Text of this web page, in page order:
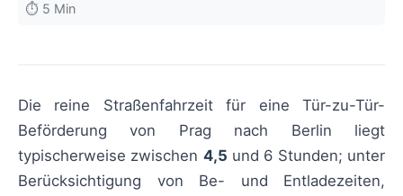
⏱️ 5 Min
Die reine Straßenfahrzeit für eine Tür-zu-Tür-
Beförderung von Prag nach Berlin liegt
typischerweise zwischen 4,5 und 6 Stunden; unter
Berücksichtigung von Be- und Entladezeiten,